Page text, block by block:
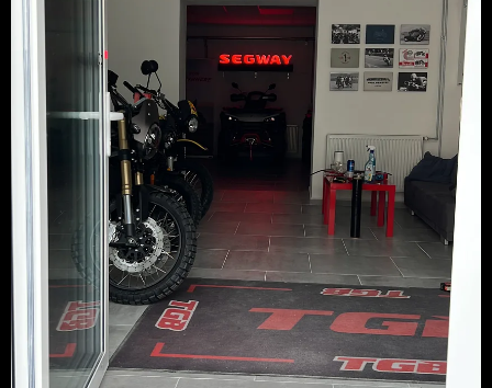
Vďaka novému balenia je možné radlica zasielať ako bežnú
zásielku prepravnou službou
Adaptér s rýchloupínacím systémom.